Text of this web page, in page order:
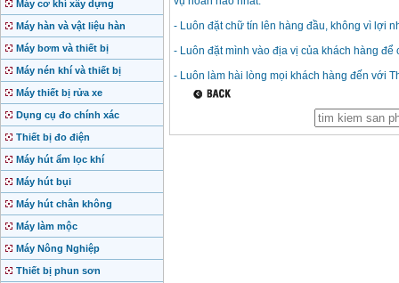
Máy cơ khí xây dựng
Máy hàn và vật liệu hàn
Máy bơm và thiết bị
Máy nén khí và thiết bị
Máy thiết bị rửa xe
Dụng cụ đo chính xác
Thiết bị đo điện
Máy hút ẩm lọc khí
Máy hút bụi
Máy hút chân không
Máy làm mộc
Máy Nông Nghiệp
Thiết bị phun sơn
- Luôn đặt chữ tín lên hàng đầu, không vì lợi
- Luôn đặt mình vào địa vị của khách hàng
- Luôn làm hài lòng mọi khách hàng đến với